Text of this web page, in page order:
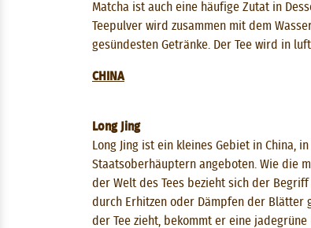
Matcha ist auch eine häufige Zutat in
Teepulver wird zusammen mit dem
gesündesten Getränke. Der Tee wird in
CHINA
Long Jing
Long Jing ist ein kleines Gebiet in
Staatsoberhäuptern angeboten. Wie die
der Welt des Tees bezieht sich der
durch Erhitzen oder Dämpfen der Blätter
der Tee zieht, bekommt er eine